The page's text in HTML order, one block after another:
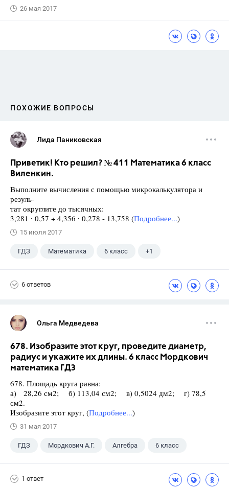
26 мая 2017
ПОХОЖИЕ ВОПРОСЫ
Лида Паниковская
Приветик! Кто решил? № 411 Математика 6 класс
Виленкин.
Выполните вычисления с помощью микрокалькулятора и
резуль-
тат округлите до тысячных:
3,281 ∙ 0,57 + 4,356 ∙ 0,278 - 13,758 (Подробнее...)
15 июля 2017
ГДЗ Математика 6 класс +1
6 ответов
Ольга Медведева
678. Изобразите этот круг, проведите диаметр,
радиус и укажите их длины. 6 класс Мордкович
математика ГДЗ
678. Площадь круга равна:
а) 28,26 см2; б) 113,04 см2; в) 0,5024 дм2; г) 78,5
см2.
Изобразите этот круг, (Подробнее...)
31 мая 2017
ГДЗ Мордкович А.Г. Алгебра 6 класс
1 ответ